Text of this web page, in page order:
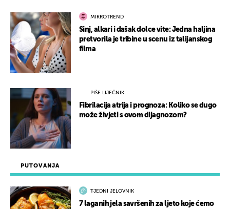
PUTOVANJA
TJEDNI JELOVNIK
7 laganih jela savršenih za ljeto koje ćemo
MIKROTREND
Sinj, alkari i dašak dolce vite: Jedna haljina
pretvorila je tribine u scenu iz talijanskog
filma
PIŠE LIJEČNIK
Fibrilacija atrija i prognoza: Koliko se dugo
može živjeti s ovom dijagnozom?